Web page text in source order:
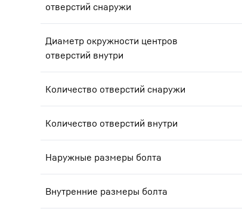
отверстий снаружи
Диаметр окружности центров
отверстий внутри
Количество отверстий снаружи
Количество отверстий внутри
Наружные размеры болта
Внутренние размеры болта